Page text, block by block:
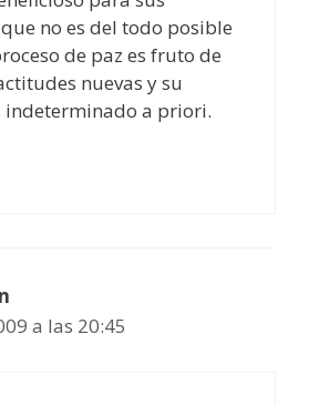
no es del todo posible
de paz es fruto de
nuevas y su
indeterminado a priori.
a las 20:45